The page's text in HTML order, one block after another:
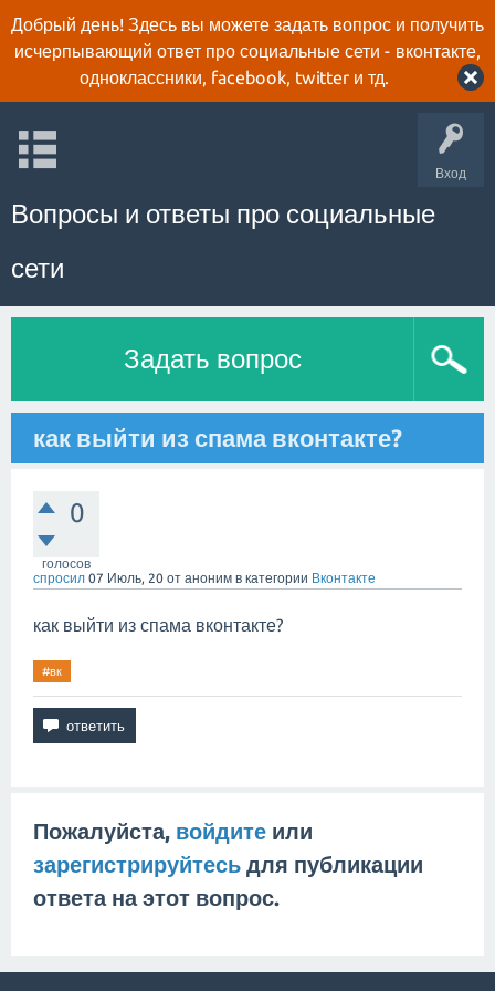
Добрый день! Здесь вы можете задать вопрос и получить
исчерпывающий ответ про социальные сети - вконтакте,
одноклассники, facebook, twitter и тд.
Вход
Вопросы и ответы про социальные
сети
Задать вопрос
как выйти из спама вконтакте?
0
голосов
спросил 07 Июль, 20 от аноним в категории Вконтакте
как выйти из спама вконтакте?
#вк
Пожалуйста, войдите или
зарегистрируйтесь для публикации
ответа на этот вопрос.